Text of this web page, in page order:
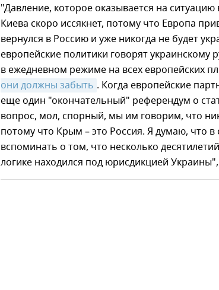
"Давление, которое оказывается на
Киева скоро иссякнет, потому что Европа
вернулся в Россию и уже никогда не будет
европейские политики говорят украинскому
в ежедневном режиме на всех европейских
они должны забыть . Когда европейские
еще один "окончательный" референдум о
вопрос, мол, спорный, мы им говорим, что
потому что Крым – это Россия. Я думаю, что в
вспоминать о том, что несколько
логике находился под юрисдикцией